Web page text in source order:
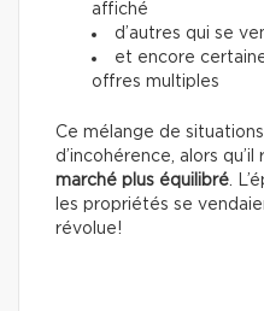
affiché
d’autres qui se
et encore
offres multiples
Ce mélange de
d’incohérence, alors
marché plus équilibré.
les propriétés se
révolue!